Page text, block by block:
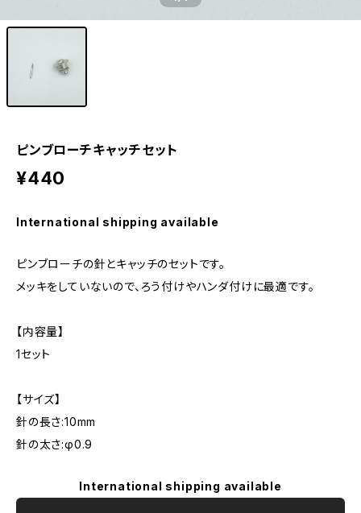
ピンブローチキャッチセット
¥440
International shipping available
ピンブローチの針とキャッチのセットです。
メッキをしていないので、ろう付けやハンダ付けに最適です。
【内容量】
1セット
【サイズ】
針の長さ:10mm
針の太さ:φ0.9
International shipping available